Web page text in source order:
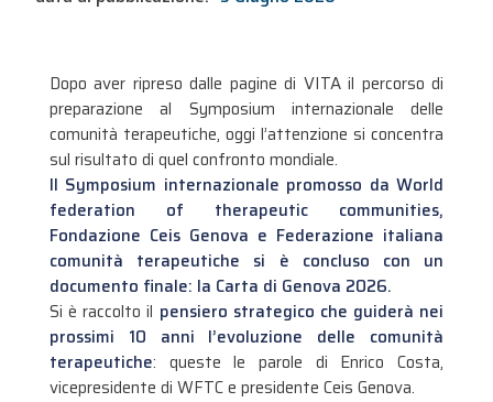
Dopo aver ripreso dalle pagine di VITA il percorso di
preparazione al Symposium internazionale delle
comunità terapeutiche, oggi l’attenzione si concentra
sul risultato di quel confronto mondiale.
Il Symposium internazionale promosso da World
federation of therapeutic communities,
Fondazione Ceis Genova e Federazione italiana
comunità terapeutiche si è concluso con un
documento finale: la Carta di Genova 2026.
Si è raccolto il pensiero strategico che guiderà nei
prossimi 10 anni l’evoluzione delle comunità
terapeutiche: queste le parole di Enrico Costa,
vicepresidente di WFTC e presidente Ceis Genova.